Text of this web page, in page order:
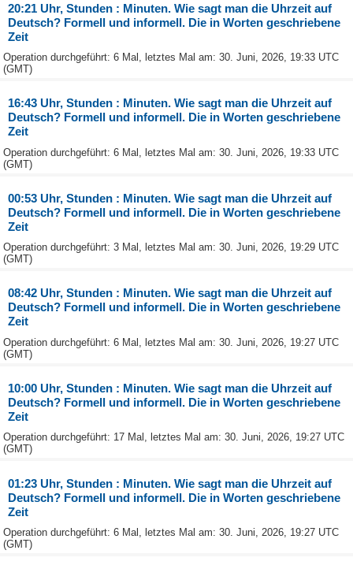
20:21 Uhr, Stunden : Minuten. Wie sagt man die Uhrzeit auf
Deutsch? Formell und informell. Die in Worten geschriebene
Zeit
Operation durchgeführt: 6 Mal, letztes Mal am: 30. Juni, 2026, 19:33 UTC
(GMT)
16:43 Uhr, Stunden : Minuten. Wie sagt man die Uhrzeit auf
Deutsch? Formell und informell. Die in Worten geschriebene
Zeit
Operation durchgeführt: 6 Mal, letztes Mal am: 30. Juni, 2026, 19:33 UTC
(GMT)
00:53 Uhr, Stunden : Minuten. Wie sagt man die Uhrzeit auf
Deutsch? Formell und informell. Die in Worten geschriebene
Zeit
Operation durchgeführt: 3 Mal, letztes Mal am: 30. Juni, 2026, 19:29 UTC
(GMT)
08:42 Uhr, Stunden : Minuten. Wie sagt man die Uhrzeit auf
Deutsch? Formell und informell. Die in Worten geschriebene
Zeit
Operation durchgeführt: 6 Mal, letztes Mal am: 30. Juni, 2026, 19:27 UTC
(GMT)
10:00 Uhr, Stunden : Minuten. Wie sagt man die Uhrzeit auf
Deutsch? Formell und informell. Die in Worten geschriebene
Zeit
Operation durchgeführt: 17 Mal, letztes Mal am: 30. Juni, 2026, 19:27 UTC
(GMT)
01:23 Uhr, Stunden : Minuten. Wie sagt man die Uhrzeit auf
Deutsch? Formell und informell. Die in Worten geschriebene
Zeit
Operation durchgeführt: 6 Mal, letztes Mal am: 30. Juni, 2026, 19:27 UTC
(GMT)